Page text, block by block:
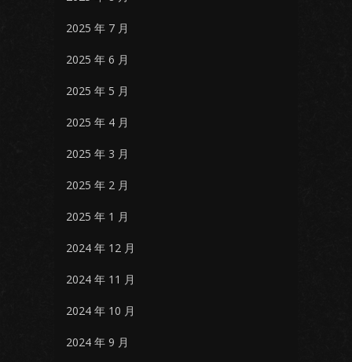
2025 年 7 月
2025 年 6 月
2025 年 5 月
2025 年 4 月
2025 年 3 月
2025 年 2 月
2025 年 1 月
2024 年 12 月
2024 年 11 月
2024 年 10 月
2024 年 9 月